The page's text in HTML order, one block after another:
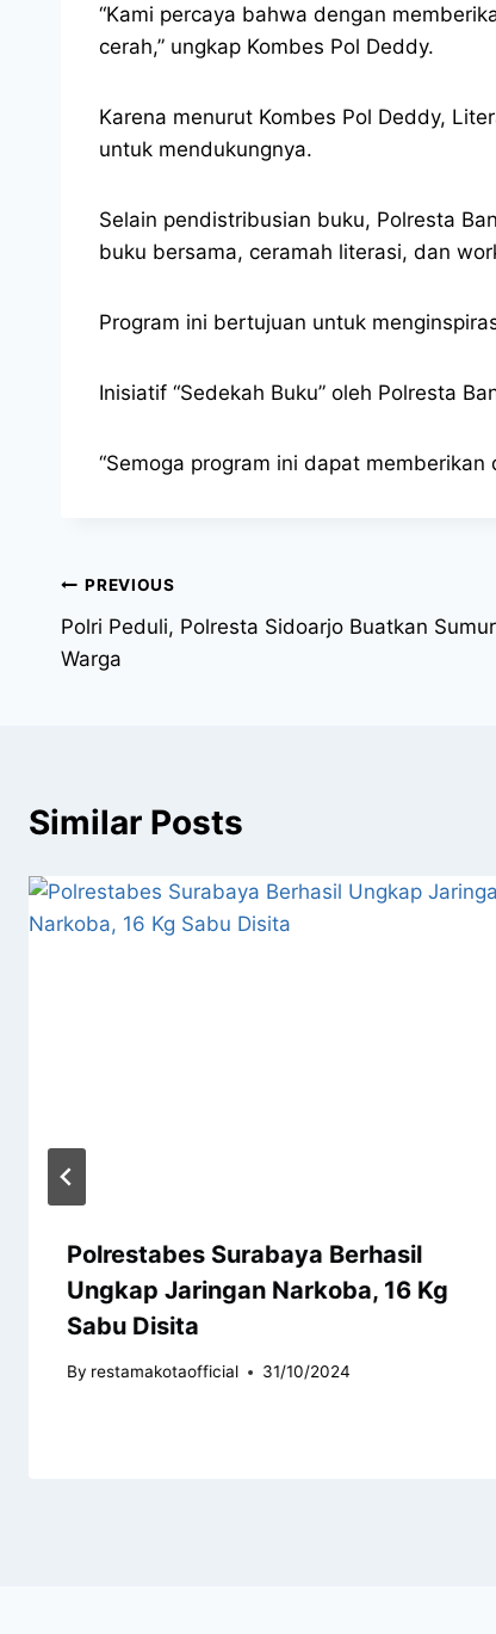
“Kami percaya bahwa dengan
cerah,” ungkap Kombes Pol Deddy.
Karena menurut Kombes Pol Deddy,
untuk mendukungnya.
Selain pendistribusian buku, Polresta
buku bersama, ceramah literasi, dan
Program ini bertujuan untuk
Inisiatif “Sedekah Buku” oleh Polresta
“Semoga program ini dapat
PREVIOUS
Polri Peduli, Polresta Sidoarjo Buatkan
Warga
Similar Posts
Polrestabes Surabaya Berhasil
Ungkap Jaringan Narkoba, 16 Kg
Sabu Disita
By restamakotaofficial 31/10/2024